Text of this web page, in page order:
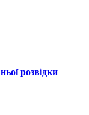
розвідки